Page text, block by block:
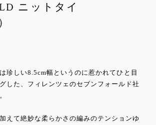
ニットタイ
珍しい8.5cm幅というのに惹かれてひと目
した、フィレンツェのセブンフォールド社
えて絶妙な柔らかさの編みのテンションゆ